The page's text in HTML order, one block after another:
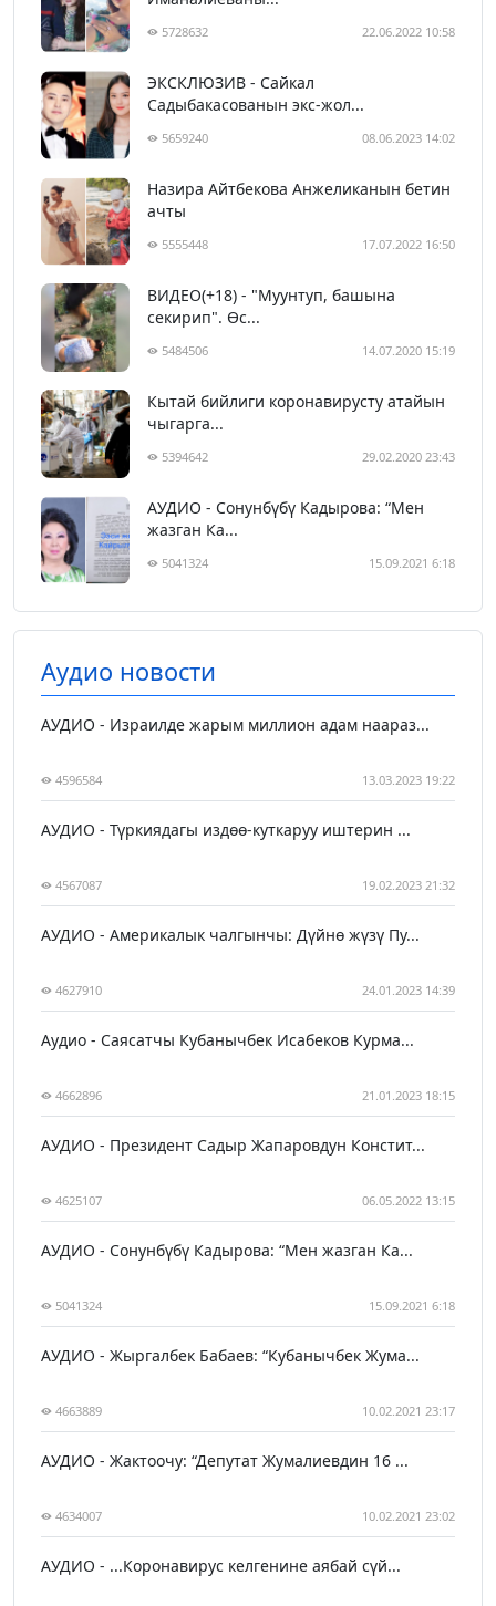
5728632 22.06.2022 10:58
ЭКСКЛЮЗИВ - Сайкал
Садыбакасованын экс-жол...
5659240 08.06.2023 14:02
Назира Айтбекова Анжеликанын бетин
ачты
5555448 17.07.2022 16:50
ВИДЕО(+18) - "Муунтуп, башына
секирип". Өс...
5484506 14.07.2020 15:19
Кытай бийлиги коронавирусту атайын
чыгарга...
5394642 29.02.2020 23:43
АУДИО - Сонунбүбү Кадырова: “Мен
жазган Ка...
5041324 15.09.2021 6:18
Аудио новости
АУДИО - Израилде жарым миллион адам наараз...
4596584 13.03.2023 19:22
АУДИО - Түркиядагы издөө-куткаруу иштерин ...
4567087 19.02.2023 21:32
АУДИО - Америкалык чалгынчы: Дүйнө жүзү Пу...
4627910 24.01.2023 14:39
Аудио - Саясатчы Кубанычбек Исабеков Курма...
4662896 21.01.2023 18:15
АУДИО - Президент Садыр Жапаровдун Констит...
4625107 06.05.2022 13:15
АУДИО - Сонунбүбү Кадырова: “Мен жазган Ка...
5041324 15.09.2021 6:18
АУДИО - Жыргалбек Бабаев: “Кубанычбек Жума...
4663889 10.02.2021 23:17
АУДИО - Жактоочу: “Депутат Жумалиевдин 16 ...
4634007 10.02.2021 23:02
АУДИО - ...Коронавирус келгенине аябай сүй...